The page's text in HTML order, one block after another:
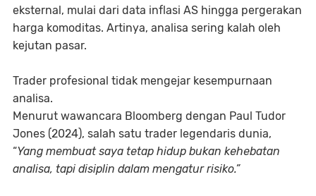
eksternal, mulai dari data inflasi AS hingga pergerakan
harga komoditas. Artinya, analisa sering kalah oleh
kejutan pasar.
Trader profesional tidak mengejar kesempurnaan
analisa.
Menurut wawancara Bloomberg dengan Paul Tudor
Jones (2024), salah satu trader legendaris dunia,
“Yang membuat saya tetap hidup bukan kehebatan
analisa, tapi disiplin dalam mengatur risiko.”